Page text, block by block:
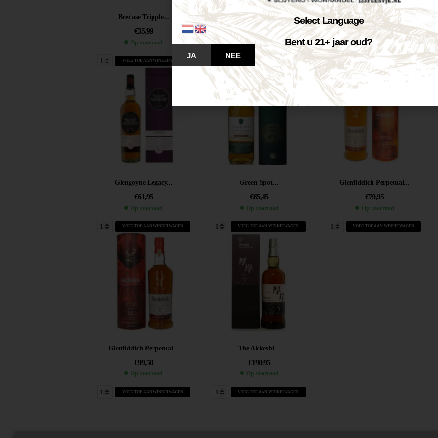
Bredase Tripple...
€35,99
Op voorraad
VOEG TOE AAN WINKELWAGEN
Johnnie Walker...
€47,50
Op voorraad
VOEG TOE AAN WINKELWAGEN
Elvis rye...
€52,95
Op voorraad
VOEG TOE AAN WINKELWAGEN
Glengoyne Legacy...
€61,95
Op voorraad
VOEG TOE AAN WINKELWAGEN
Green Spot...
€65,45
Op voorraad
VOEG TOE AAN WINKELWAGEN
Glenfiddich Perpetual...
€79,95
Op voorraad
VOEG TOE AAN WINKELWAGEN
Glenfiddich Perpetual...
€99,50
Op voorraad
VOEG TOE AAN WINKELWAGEN
The Akkeshi...
€190,95
Op voorraad
VOEG TOE AAN WINKELWAGEN
Select Language
Bent u 21+ jaar oud?
JA NEE